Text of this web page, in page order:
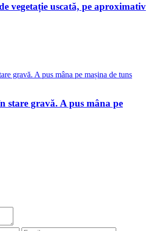
vegetație uscată, pe aproximativ
stare gravă. A pus mâna pe